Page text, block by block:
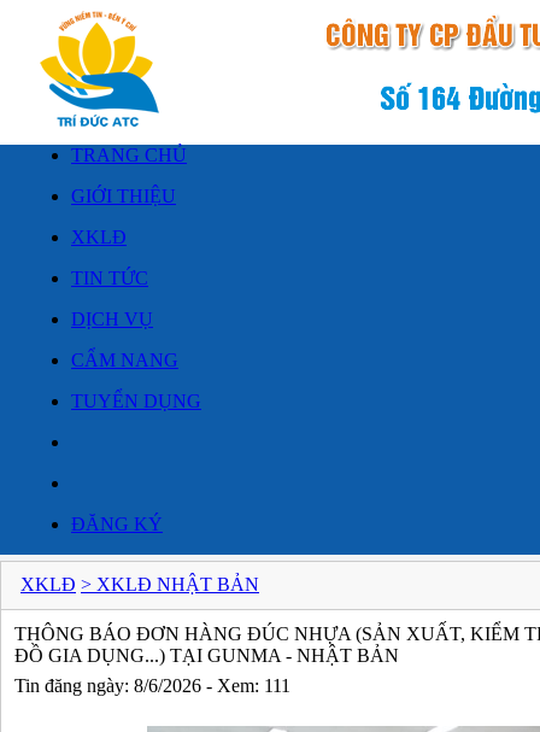
TRANG CHỦ
GIỚI THIỆU
XKLĐ
TIN TỨC
DỊCH VỤ
CẨM NANG
TUYỂN DỤNG
ĐĂNG KÝ
XKLĐ > XKLĐ NHẬT BẢN
THÔNG BÁO ĐƠN HÀNG ĐÚC NHỰA (SẢN XUẤT, KIỂM
ĐỒ GIA DỤNG...) TẠI GUNMA - NHẬT BẢN
Tin đăng ngày: 8/6/2026 - Xem: 111